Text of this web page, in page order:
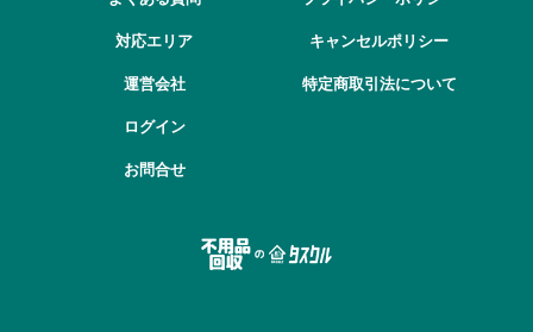
対応エリア
運営会社
ログイン
お問合せ
キャンセルポリシー
特定商取引法について